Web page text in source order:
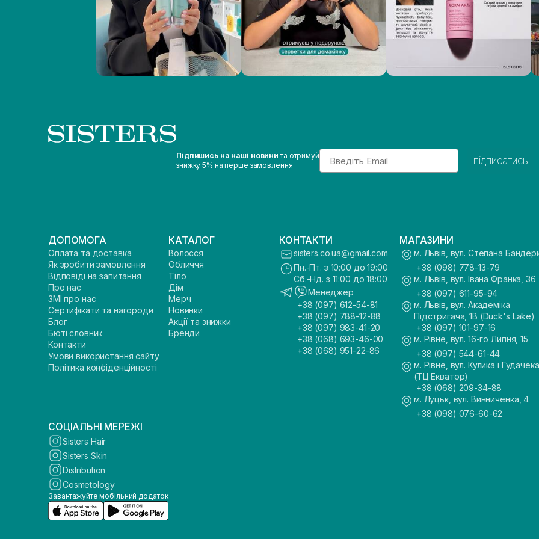
Підпишись на наші новини та отримуй
знижку 5% на перше замовлення
Email
підписатись
ДОПОМОГА
Оплата та доставка
Як зробити замовлення
Відповіді на запитання
Про нас
ЗМІ про нас
Сертифікати та нагороди
Блог
Бюті словник
Контакти
Умови використання сайту
Політика конфіденційності
КАТАЛОГ
Волосся
Обличчя
Тіло
Дім
Мерч
Новинки
Акції та знижки
Бренди
КОНТАКТИ
sisters.co.ua@gmail.com
Пн.-Пт. з 10:00 до 19:00
Сб.-Нд. з 11:00 до 18:00
Менеджер
+38 (097) 612-54-81
+38 (097) 788-12-88
+38 (097) 983-41-20
+38 (068) 693-46-00
+38 (068) 951-22-86
МАГАЗИНИ
м. Львів, вул. Степана
+38 (098) 778-13-79
м. Львів, вул. Івана Франка, 36
+38 (097) 611-95-94
м. Львів, вул. Академіка
Підстригача, 1В (Duck's Lake)
+38 (097) 101-97-16
м. Рівне, вул. 16-го Липня, 15
+38 (097) 544-61-44
м. Рівне, вул. Кулика і
(ТЦ Екватор)
+38 (068) 209-34-88
м. Луцьк, вул. Винниченка, 4
+38 (098) 076-60-62
СОЦІАЛЬНІ МЕРЕЖІ
Sisters Hair
Sisters Skin
Distribution
Cosmetology
Завантажуйте мобільний додаток